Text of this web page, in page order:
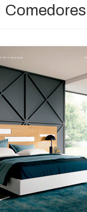
Comedores